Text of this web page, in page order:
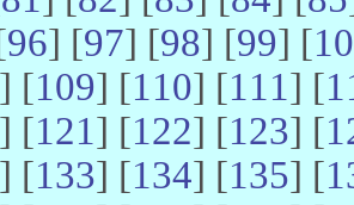
96] [97] [98] [99] [
] [109] [110] [111] [
] [121] [122] [123] [
] [133] [134] [135] [